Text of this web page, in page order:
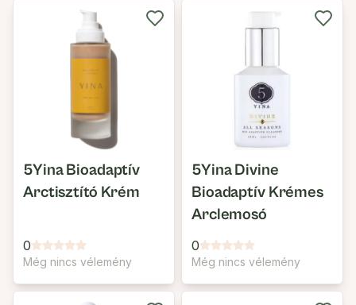
5Yina Bioadaptív
Arctisztító Krém
0
Még nincs vélemény
5Yina Divine
Bioadaptív Krémes
Arclemosó
0
Még nincs vélemény